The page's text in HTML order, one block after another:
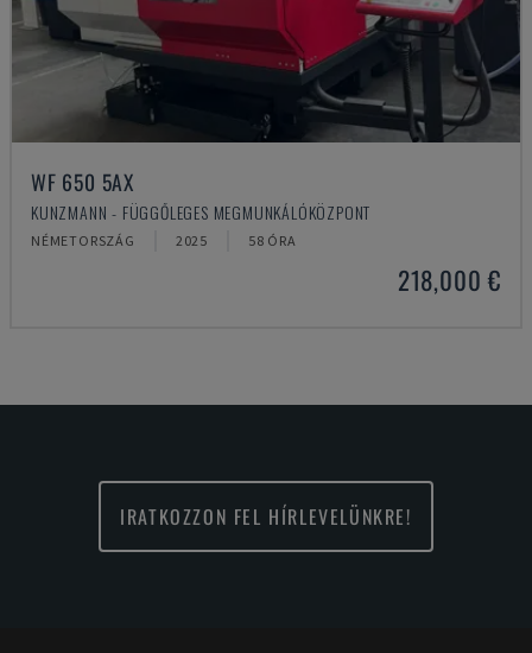
WF 650 5AX
KUNZMANN - FÜGGŐLEGES MEGMUNKÁLÓKÖZPONT
NÉMETORSZÁG 2025 58 ÓRA
218,000 €
IRATKOZZON FEL HÍRLEVELÜNKRE!